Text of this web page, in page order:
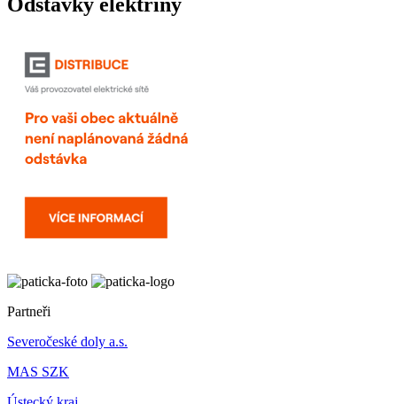
Partneři
Severočeské doly a.s.
MAS SZK